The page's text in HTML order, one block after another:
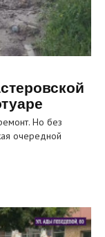
Но без
очередной